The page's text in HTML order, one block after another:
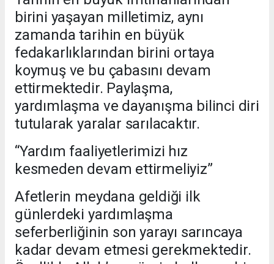
birini yaşayan milletimiz, aynı
zamanda tarihin en büyük
fedakarlıklarından birini ortaya
koymuş ve bu çabasını devam
ettirmektedir. Paylaşma,
yardımlaşma ve dayanışma bilinci diri
tutularak yaralar sarılacaktır.
“Yardım faaliyetlerimizi hız
kesmeden devam ettirmeliyiz”
Afetlerin meydana geldiği ilk
günlerdeki yardımlaşma
seferberliğinin son yarayı sarıncaya
kadar devam etmesi gerekmektedir.